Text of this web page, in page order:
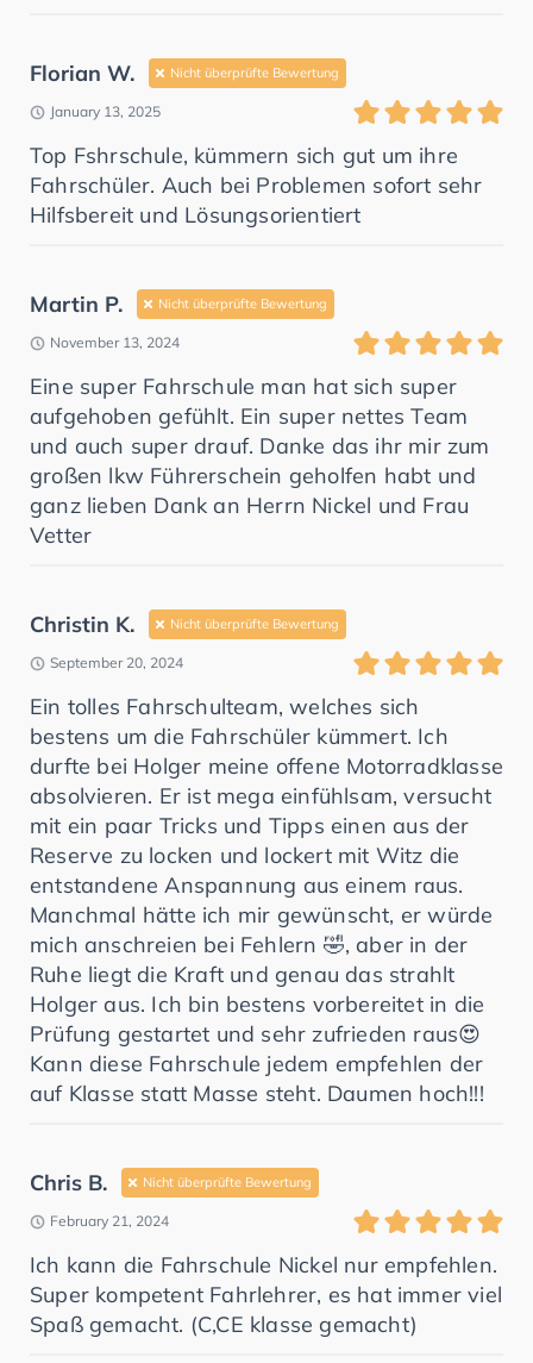
Florian W. Nicht überprüfte Bewertung
January 13, 2025
Top Fshrschule, kümmern sich gut um ihre
Fahrschüler. Auch bei Problemen sofort sehr
Hilfsbereit und Lösungsorientiert
Martin P. Nicht überprüfte Bewertung
November 13, 2024
Eine super Fahrschule man hat sich super
aufgehoben gefühlt. Ein super nettes Team
und auch super drauf. Danke das ihr mir zum
großen lkw Führerschein geholfen habt und
ganz lieben Dank an Herrn Nickel und Frau
Vetter
Christin K. Nicht überprüfte Bewertung
September 20, 2024
Ein tolles Fahrschulteam, welches sich
bestens um die Fahrschüler kümmert. Ich
durfte bei Holger meine offene Motorradklasse
absolvieren. Er ist mega einfühlsam, versucht
mit ein paar Tricks und Tipps einen aus der
Reserve zu locken und lockert mit Witz die
entstandene Anspannung aus einem raus.
Manchmal hätte ich mir gewünscht, er würde
mich anschreien bei Fehlern 🤣, aber in der
Ruhe liegt die Kraft und genau das strahlt
Holger aus. Ich bin bestens vorbereitet in die
Prüfung gestartet und sehr zufrieden raus😍
Kann diese Fahrschule jedem empfehlen der
auf Klasse statt Masse steht. Daumen hoch!!!
Chris B. Nicht überprüfte Bewertung
February 21, 2024
Ich kann die Fahrschule Nickel nur empfehlen.
Super kompetent Fahrlehrer, es hat immer viel
Spaß gemacht. (C,CE klasse gemacht)